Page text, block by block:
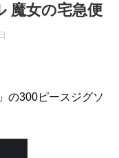
魔女の宅急便
の300ピースジグソ